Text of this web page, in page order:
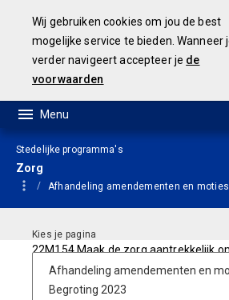
Wij gebruiken cookies om jou de best
mogelijke service te bieden. Wanneer
verder navigeert accepteer je de
voorwaarden
Stedelijke programma's
Zorg
Afhandeling amendementen en
22M154 Maak de zorg aantrekkelijk
De gemeente Arnhem voert samen
inkooporganisatie gesprekken met